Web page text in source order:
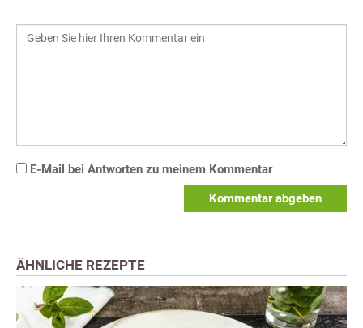
E-Mail bei Antworten zu meinem Kommentar
Kommentar abgeben
ÄHNLICHE REZEPTE